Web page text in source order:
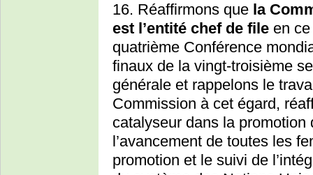
16. Réaffirmons que la
est l’entité chef de file en
quatrième Conférence
finaux de la vingt-troisième
générale et rappelons le
Commission à cet égard,
catalyseur dans la promotion
l’avancement de toutes les
promotion et le suivi de